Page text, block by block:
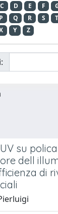
C D E F
P Q R S T
Y Z
su
dell
di